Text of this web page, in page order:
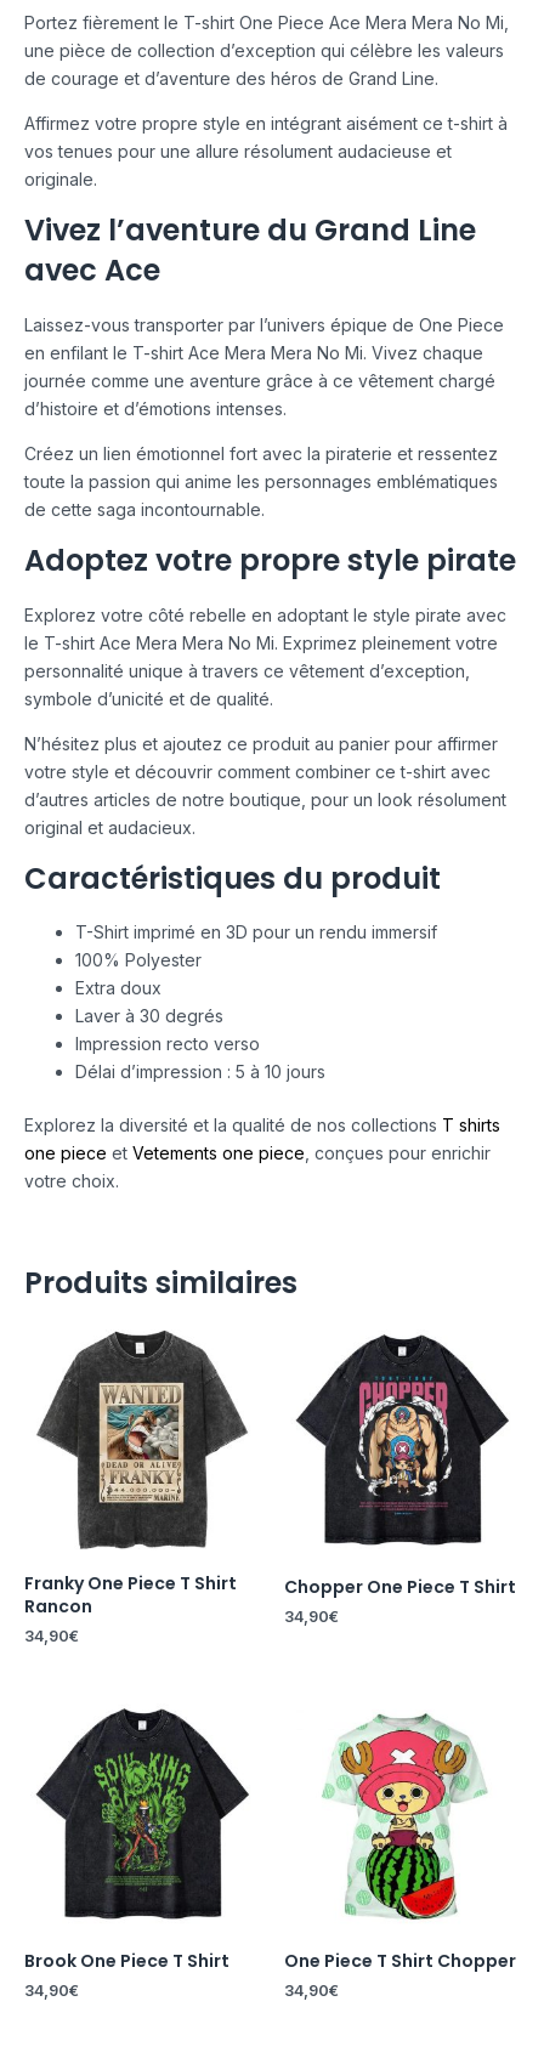
Portez fièrement le T-shirt One Piece Ace Mera Mera No Mi,
une pièce de collection d’exception qui célèbre les valeurs
de courage et d’aventure des héros de Grand Line.
Affirmez votre propre style en intégrant aisément ce t-shirt à
vos tenues pour une allure résolument audacieuse et
originale.
Vivez l’aventure du Grand Line
avec Ace
Laissez-vous transporter par l’univers épique de One Piece
en enfilant le T-shirt Ace Mera Mera No Mi. Vivez chaque
journée comme une aventure grâce à ce vêtement chargé
d’histoire et d’émotions intenses.
Créez un lien émotionnel fort avec la piraterie et ressentez
toute la passion qui anime les personnages emblématiques
de cette saga incontournable.
Adoptez votre propre style pirate
Explorez votre côté rebelle en adoptant le style pirate avec
le T-shirt Ace Mera Mera No Mi. Exprimez pleinement votre
personnalité unique à travers ce vêtement d’exception,
symbole d’unicité et de qualité.
N’hésitez plus et ajoutez ce produit au panier pour affirmer
votre style et découvrir comment combiner ce t-shirt avec
d’autres articles de notre boutique, pour un look résolument
original et audacieux.
Caractéristiques du produit
T-Shirt imprimé en 3D pour un rendu immersif
100% Polyester
Extra doux
Laver à 30 degrés
Impression recto verso
Délai d’impression : 5 à 10 jours
Explorez la diversité et la qualité de nos collections T shirts
one piece et Vetements one piece, conçues pour enrichir
votre choix.
Produits similaires
Franky One Piece T Shirt
Rancon
34,90€
Chopper One Piece T Shirt
34,90€
Brook One Piece T Shirt
34,90€
One Piece T Shirt Chopper
34,90€